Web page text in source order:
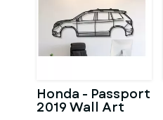
Honda - Passport
2019 Wall Art